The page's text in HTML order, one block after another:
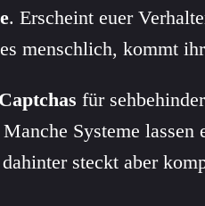
. Erscheint euer
menschlich, kommt
für
Systeme
steckt aber